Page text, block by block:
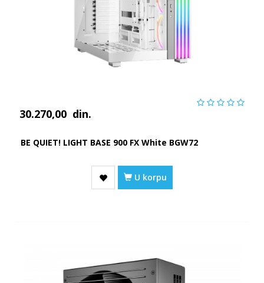
30.270,00 din.
BE QUIET! LIGHT BASE 900 FX White BGW72
U korpu